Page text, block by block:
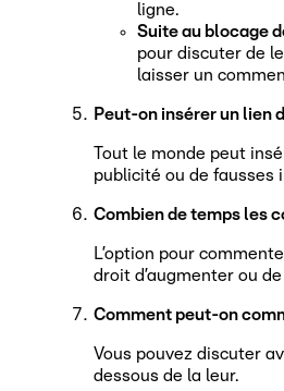
ligne.
Suite au blocage
pour discuter de
laisser un
Peut-on insérer un lien
Tout le monde peut
publicité ou de fausses
Combien de temps les
L’option pour
droit d’augmenter ou
Comment peut-on
Vous pouvez discuter
dessous de la leur.